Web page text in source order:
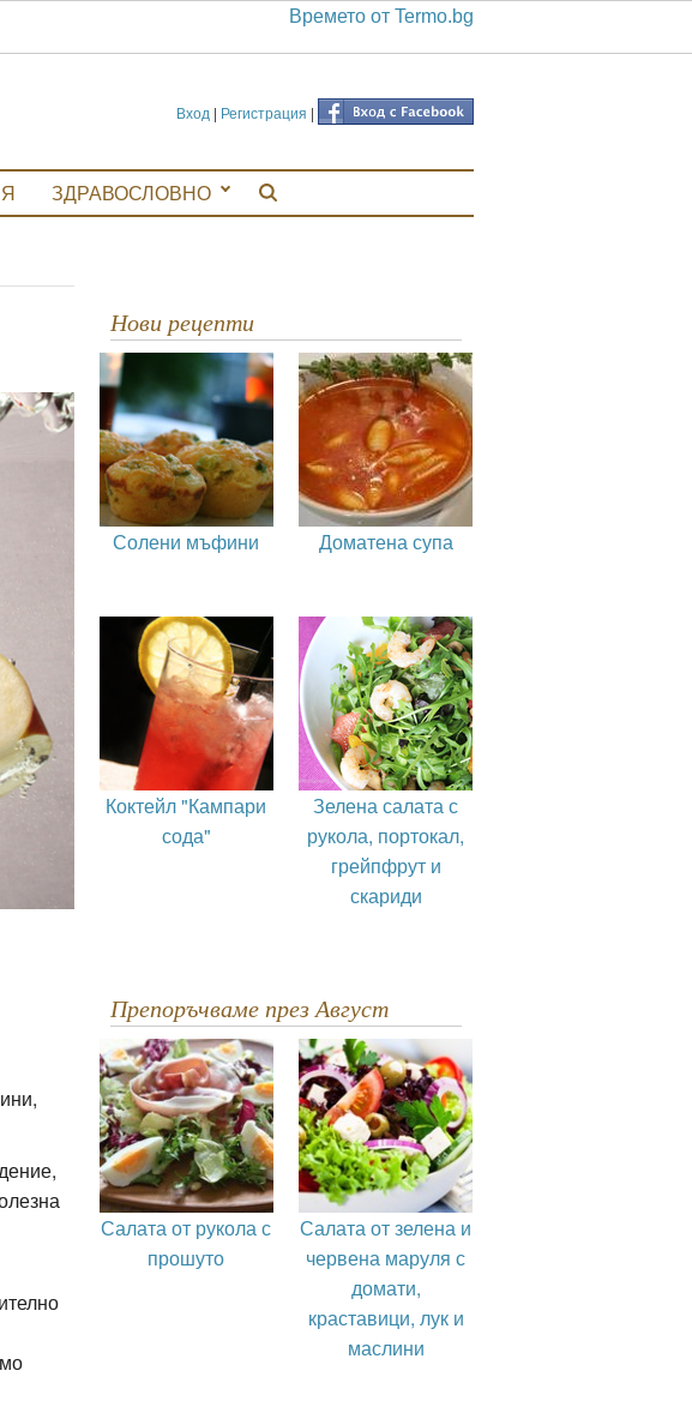
Времето от Termo.bg
Вход | Регистрация |
ЗДРАВОСЛОВНО
Нови рецепти
Солени мъфини Доматена супа
Коктейл "Кампари
сода"
Зелена салата с
рукола, портокал,
грейпфрут и
скариди
Препоръчваме през Август
Салата от рукола с
прошуто
Салата от зелена и
червена маруля с
домати,
краставици, лук и
маслини